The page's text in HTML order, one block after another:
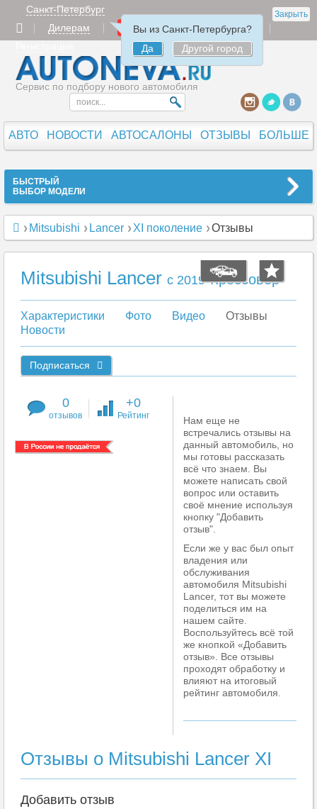
Закрыть
Санкт-Петербург
Вы из Санкт-Петербурга?
Да
Другой город
Дилерам Продать
Авторизация
Сервис по подбору нового автомобиля
АВТО НОВОСТИ АВТОСАЛОНЫ ОТЗЫВЫ БОЛЬШЕ
БЫСТРЫЙ
ВЫБОР МОДЕЛИ
Mitsubishi Lancer XI поколение Отзывы
Mitsubishi Lancer c 2019 Кроссовер
Характеристики Фото Видео
Отзывы
Новости
Подписаться
0
отзывов
+0
Рейтинг
Нам еще не
встречались отзывы на
данный автомобиль, но
мы готовы рассказать
всё что знаем. Вы
можете написать свой
вопрос или оставить
своё мнение используя
кнопку "Добавить
отзыв".
Если же у вас был опыт
владения или
обслуживания
автомобиля Mitsubishi
Lancer, тот вы можете
поделиться им на
нашем сайте.
Воспользуйтесь всё той
же кнопкой «Добавить
отзыв». Все отзывы
проходят обработку и
влияют на итоговый
рейтинг автомобиля.
Отзывы о Mitsubishi Lancer XI
Добавить отзыв